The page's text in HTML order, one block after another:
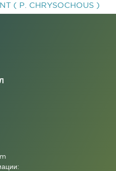
( P. CHRYSOCHOUS )